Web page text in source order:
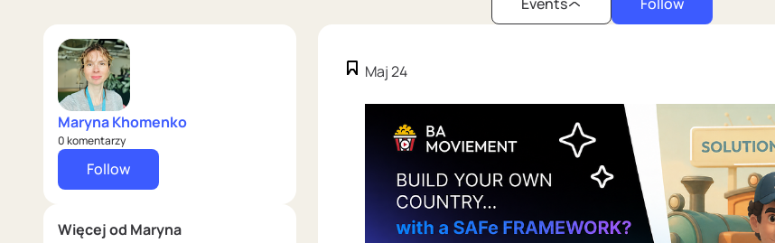
Maryna Khomenko
0 komentarzy
Follow
Więcej od Maryna
Maj 24